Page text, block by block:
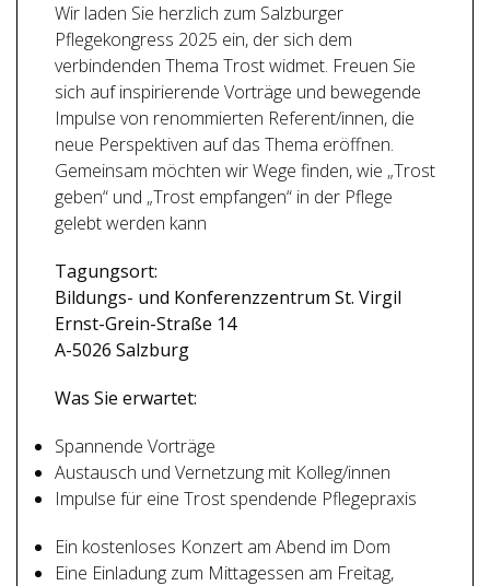
Wir laden Sie herzlich zum Salzburger
Pflegekongress 2025 ein, der sich dem
verbindenden Thema Trost widmet. Freuen Sie
sich auf inspirierende Vorträge und bewegende
Impulse von renommierten Referent/innen, die
neue Perspektiven auf das Thema eröffnen.
Gemeinsam möchten wir Wege finden, wie „Trost
geben“ und „Trost empfangen“ in der Pflege
gelebt werden kann
Tagungsort:
Bildungs- und Konferenzzentrum St. Virgil
Ernst-Grein-Straße 14
A-5026 Salzburg
Was Sie erwartet:
Spannende Vorträge
Austausch und Vernetzung mit Kolleg/innen
Impulse für eine Trost spendende Pflegepraxis
Ein kostenloses Konzert am Abend im Dom
Eine Einladung zum Mittagessen am Freitag,